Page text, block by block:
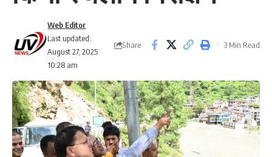
Last updated:
August 27, 2025
10:28 am
Web Editor
Share 3 Min Read